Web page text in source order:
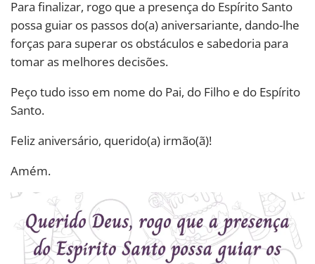
Para finalizar, rogo que a presença do Espírito Santo
possa guiar os passos do(a) aniversariante, dando-lhe
forças para superar os obstáculos e sabedoria para
tomar as melhores decisões.
Peço tudo isso em nome do Pai, do Filho e do Espírito
Santo.
Feliz aniversário, querido(a) irmão(ã)!
Amém.